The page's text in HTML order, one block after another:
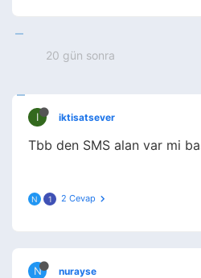
20 gün sonra
I iktisatsever
Tbb den SMS alan var mi
N 1 2 Cevap
N nurayse